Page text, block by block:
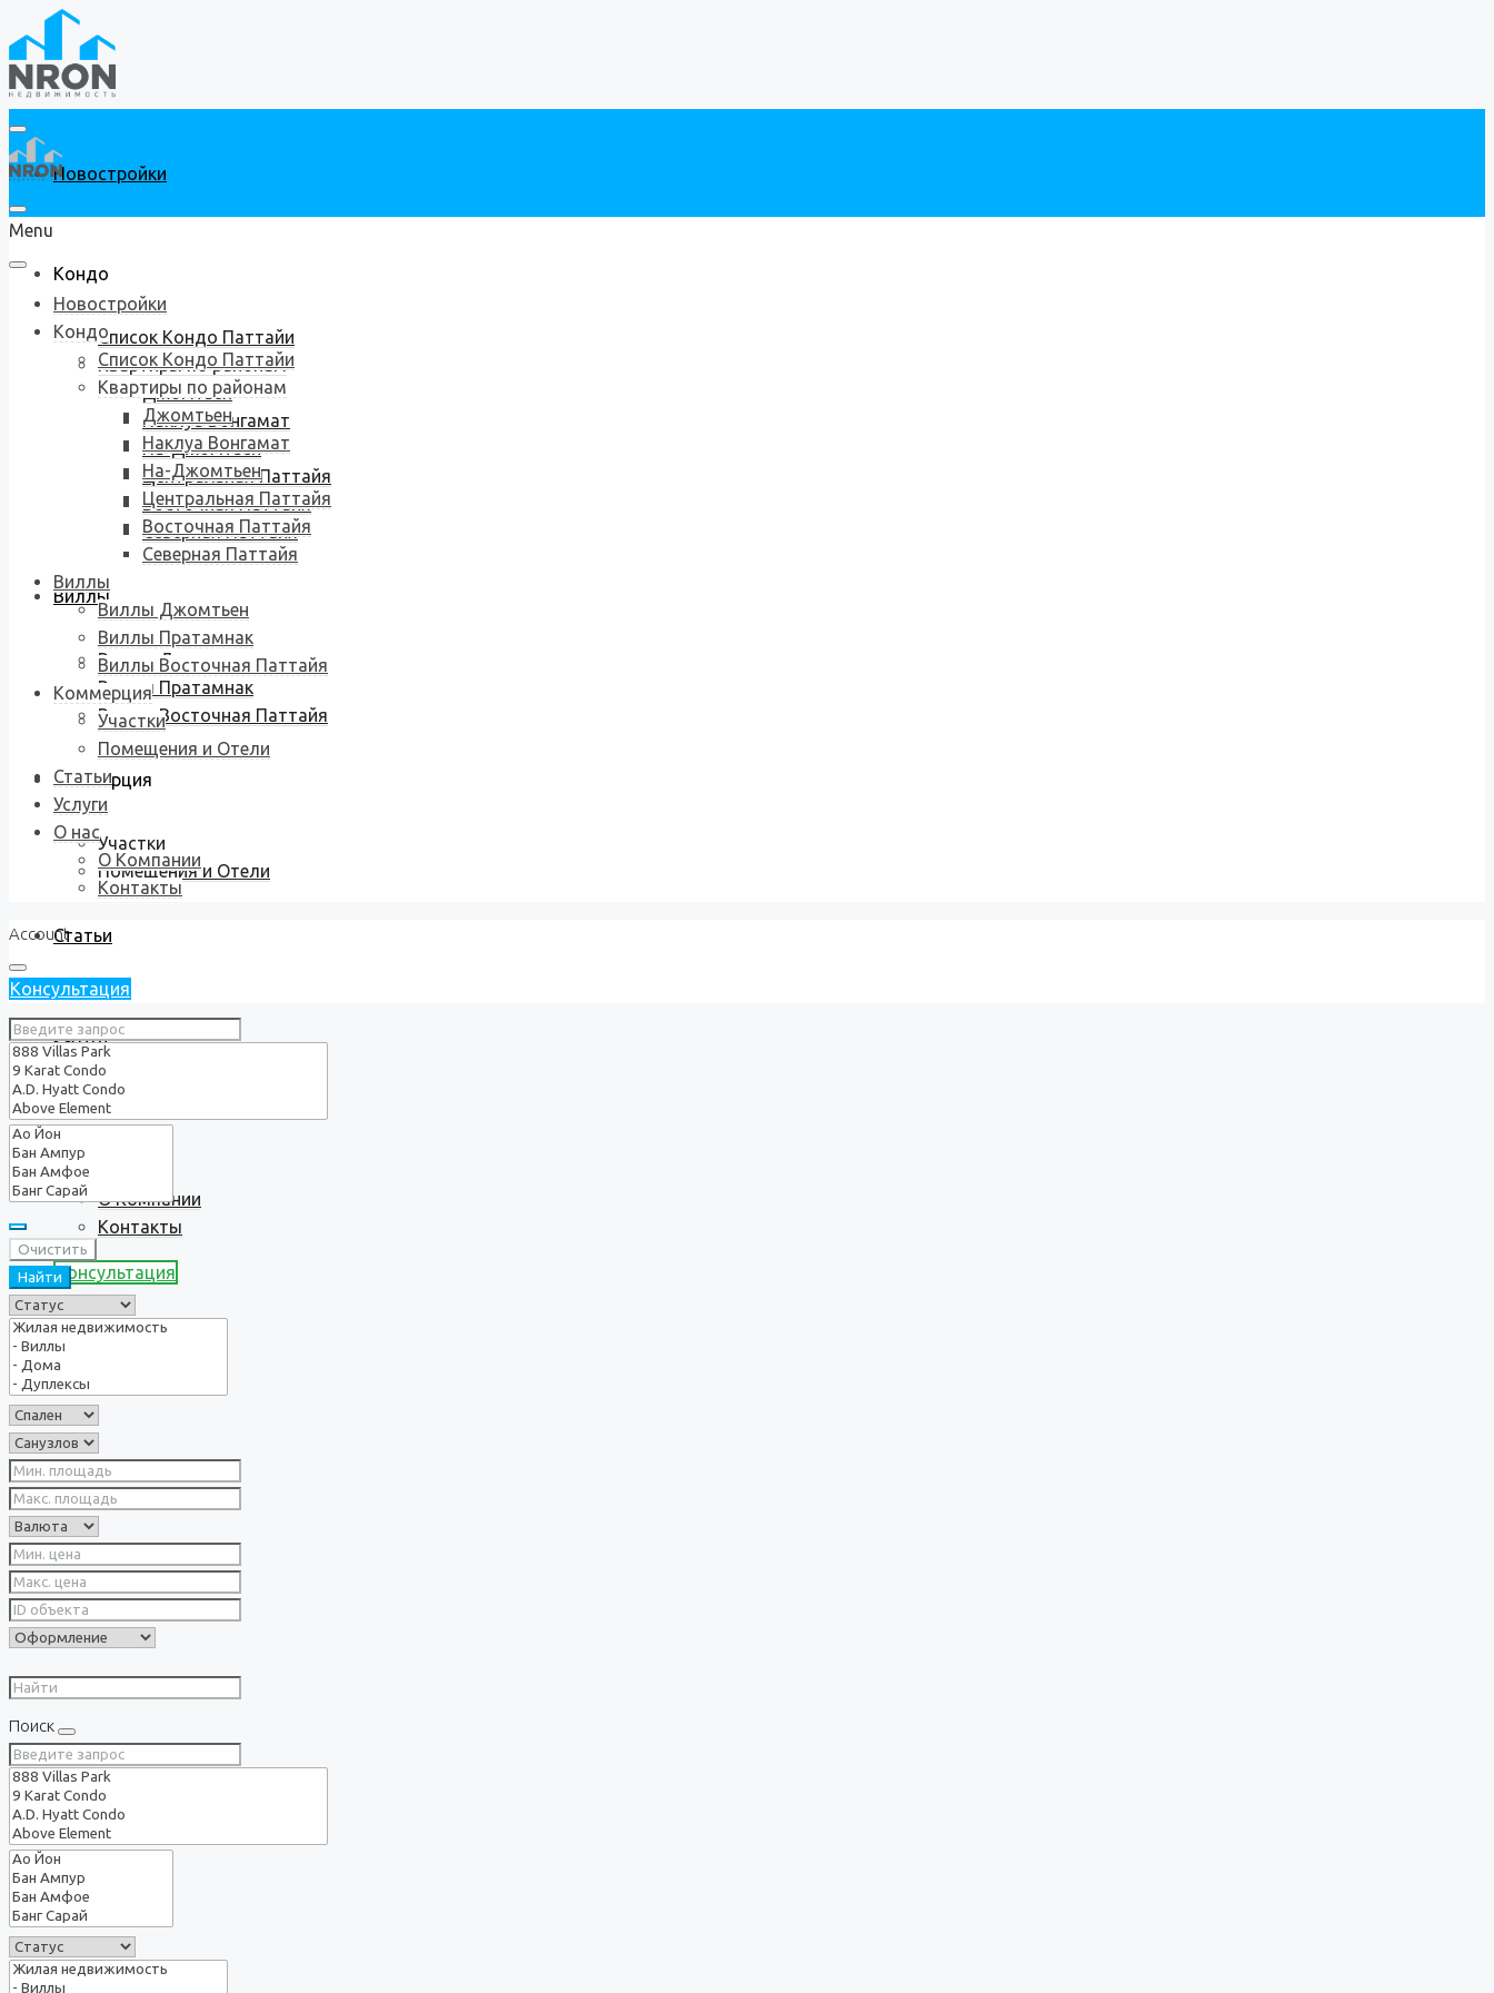
Новостройки
Кондо
Список Кондо Паттайи
Квартиры по районам
Джомтьен
Наклуа Вонгамат
На-Джомтьен
Центральная Паттайя
Восточная Паттайя
Северная Паттайя
Виллы
Виллы Джомтьен
Виллы Пратамнак
Виллы Восточная Паттайя
Коммерция
Участки
Помещения и Отели
Статьи
Услуги
О нас
О Компании
Контакты
Консультация
Menu
Новостройки
Кондо
Список Кондо Паттайи
Квартиры по районам
Джомтьен
Наклуа Вонгамат
На-Джомтьен
Центральная Паттайя
Восточная Паттайя
Северная Паттайя
Виллы
Виллы Джомтьен
Виллы Пратамнак
Виллы Восточная Паттайя
Коммерция
Участки
Помещения и Отели
Статьи
Услуги
О нас
О Компании
Контакты
Account
Консультация
Очистить
Найти
Поиск